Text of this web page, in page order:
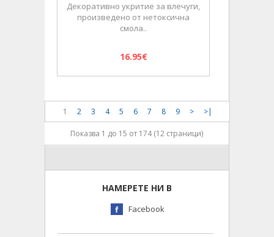
Декоративно укритие за влечуги,
произведено от нетоксична
смола..
16.95€
1 2 3 4 5 6 7 8 9 > >|
Показва 1 до 15 от 174 (12 страници)
НАМЕРЕТЕ НИ В
Facebook